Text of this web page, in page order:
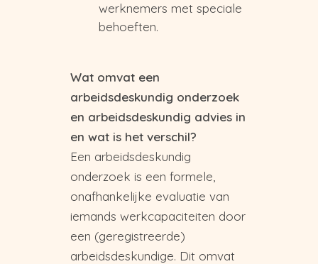
werknemers met speciale
behoeften.
Wat omvat een
arbeidsdeskundig onderzoek
en arbeidsdeskundig advies in
en wat is het verschil?
Een arbeidsdeskundig
onderzoek is een formele,
onafhankelijke evaluatie van
iemands werkcapaciteiten door
een (geregistreerde)
arbeidsdeskundige. Dit omvat